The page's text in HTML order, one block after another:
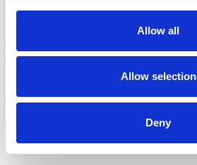
Allow all
Allow selection
Deny
Sentrum/Butikk: 2,0 Km
Skisenter: 2,0 km
Badeland: 2,0 km
Ski/turløype: 0,5 km